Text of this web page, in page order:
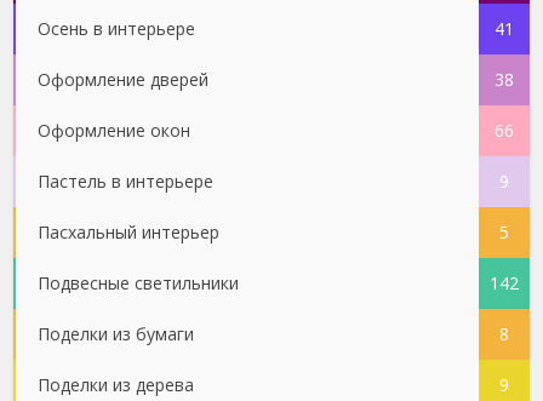
Осень в интерьере 41
Оформление дверей 38
Оформление окон 66
Пастель в интерьере 9
Пасхальный интерьер 5
Подвесные светильники 142
Поделки из бумаги 8
Поделки из дерева 9